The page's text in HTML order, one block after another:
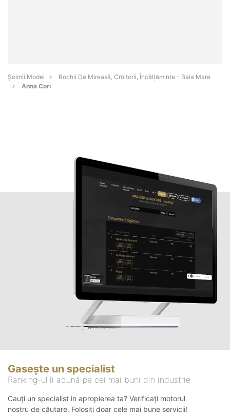
Șoimii Modei
Rochii De Mireasă, Croitorii, Încălțăminte - Baia Mare
Anna Cori
Gasește un specialist
Ranking-ul îi adună pe cei mai buni din industrie
Cauți un specialist in apropierea ta? Verificați motorul
nostru de căutare. Folosiți doar cele mai bune servicii!